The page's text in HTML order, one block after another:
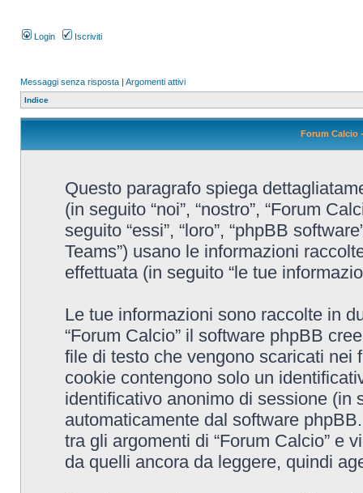
Login Iscriviti
Messaggi senza risposta | Argomenti attivi
Indice
Forum Calcio
Questo paragrafo spiega
(in seguito “noi”, “nostro”, “Forum
seguito “essi”, “loro”, “phpBB
Teams”) usano le informazioni
effettuata (in seguito “le tue
Le tue informazioni sono raccolte in
“Forum Calcio” il software phpBB
file di testo che vengono scaricati nei
cookie contengono solo un
identificativo anonimo di sessione (in
automaticamente dal software
tra gli argomenti di “Forum Calcio” e
da quelli ancora da leggere, quindi